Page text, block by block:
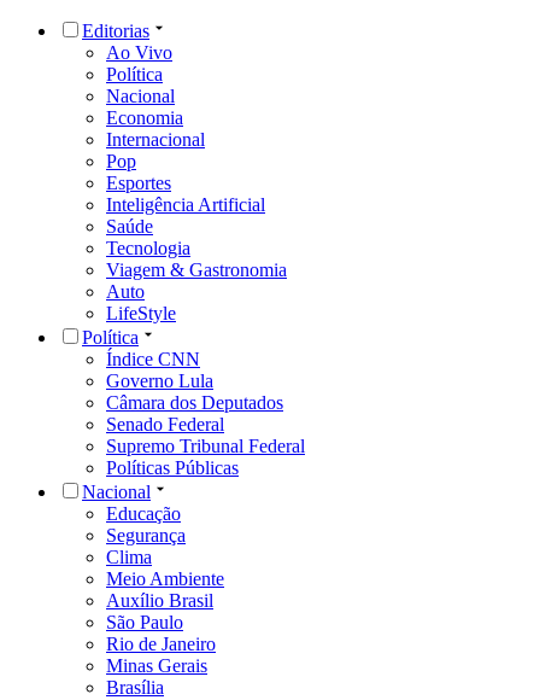
Editorias
Ao Vivo
Política
Nacional
Economia
Internacional
Pop
Esportes
Inteligência Artificial
Saúde
Tecnologia
Viagem & Gastronomia
Auto
LifeStyle
Política
Índice CNN
Governo Lula
Câmara dos Deputados
Senado Federal
Supremo Tribunal Federal
Políticas Públicas
Nacional
Educação
Segurança
Clima
Meio Ambiente
Auxílio Brasil
São Paulo
Rio de Janeiro
Minas Gerais
Brasília